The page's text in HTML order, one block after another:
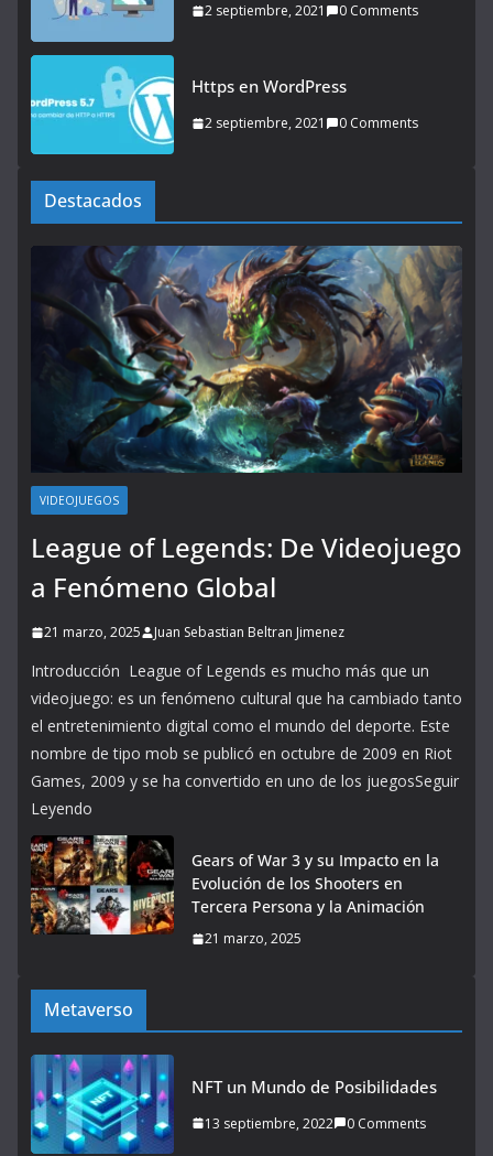
2 septiembre, 2021 0 Comments
Https en WordPress
2 septiembre, 2021 0 Comments
Destacados
VIDEOJUEGOS
League of Legends: De Videojuego
a Fenómeno Global
21 marzo, 2025 Juan Sebastian Beltran Jimenez
Introducción League of Legends es mucho más que un
videojuego: es un fenómeno cultural que ha cambiado tanto
el entretenimiento digital como el mundo del deporte. Este
nombre de tipo mob se publicó en octubre de 2009 en Riot
Games, 2009 y se ha convertido en uno de los juegosSeguir
Leyendo
Gears of War 3 y su Impacto en la
Evolución de los Shooters en
Tercera Persona y la Animación
21 marzo, 2025
Metaverso
NFT un Mundo de Posibilidades
13 septiembre, 2022 0 Comments